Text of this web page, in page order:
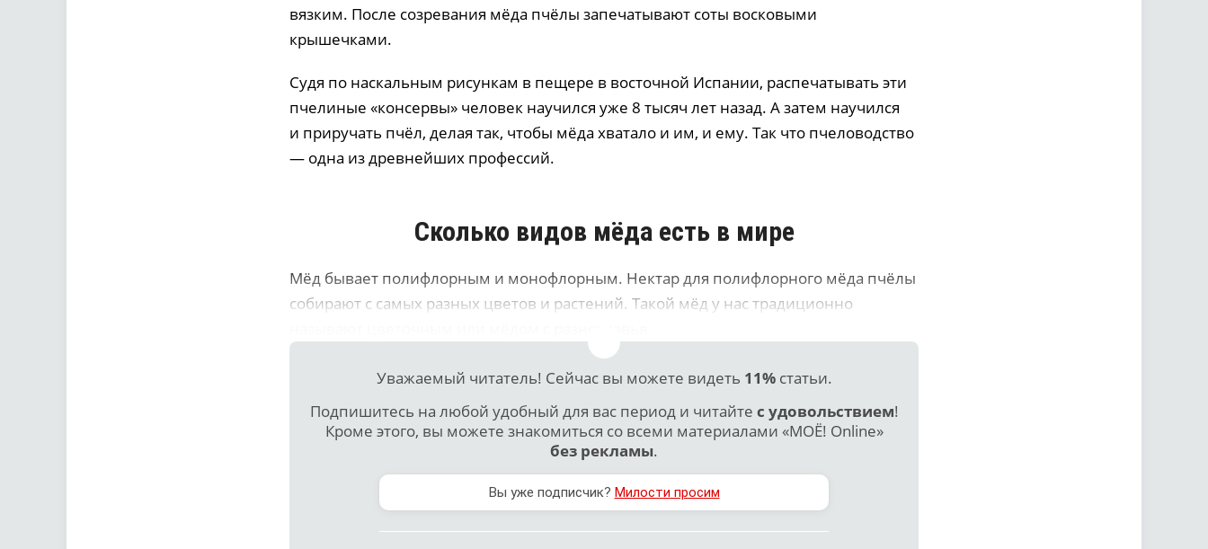
вязким. После созревания мёда пчёлы запечатывают соты восковыми
крышечками.
Судя по наскальным рисункам в пещере в восточной Испании, распечатывать эти
пчелиные «консервы» человек научился уже 8 тысяч лет назад. А затем научился
и приручать пчёл, делая так, чтобы мёда хватало и им, и ему. Так что пчеловодство
— одна из древнейших профессий.
Сколько видов мёда есть в мире
Мёд бывает полифлорным и монофлорным. Нектар для полифлорного мёда пчёлы
собирают с самых разных цветов и растений. Такой мёд у нас традиционно
Уважаемый читатель! Сейчас вы можете видеть 11%статьи.
Подпишитесь на любой удобный для вас период и читайте с удовольствием!
Кроме этого, вы можете знакомиться со всеми материалами «МОЁ! Online»
без рекламы.
Вы уже подписчик? Милости просим